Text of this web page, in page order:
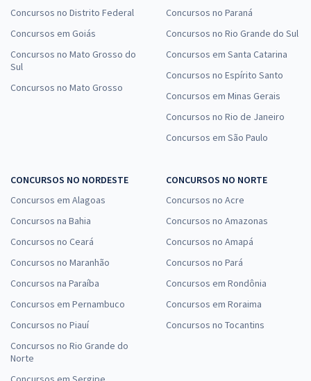
Concursos no Distrito Federal
Concursos em Goiás
Concursos no Mato Grosso do
Sul
Concursos no Mato Grosso
Concursos no Paraná
Concursos no Rio Grande do Sul
Concursos em Santa Catarina
Concursos no Espírito Santo
Concursos em Minas Gerais
Concursos no Rio de Janeiro
Concursos em São Paulo
CONCURSOS NO NORDESTE
Concursos em Alagoas
Concursos na Bahia
Concursos no Ceará
Concursos no Maranhão
Concursos na Paraíba
Concursos em Pernambuco
Concursos no Piauí
Concursos no Rio Grande do
Norte
CONCURSOS NO NORTE
Concursos no Acre
Concursos no Amazonas
Concursos no Amapá
Concursos no Pará
Concursos em Rondônia
Concursos em Roraima
Concursos no Tocantins